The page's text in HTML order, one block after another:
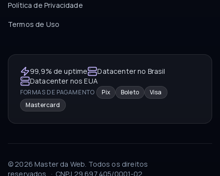
Política de Privacidade
Termos de Uso
99,9% de uptime
Datacenter no Brasil
Datacenter nos EUA
FORMAS DE PAGAMENTO Pix Boleto
Visa
Mastercard
© 2026 Master da Web. Todos os direitos
reservados.
· CNPJ 29.697.405/0001-02